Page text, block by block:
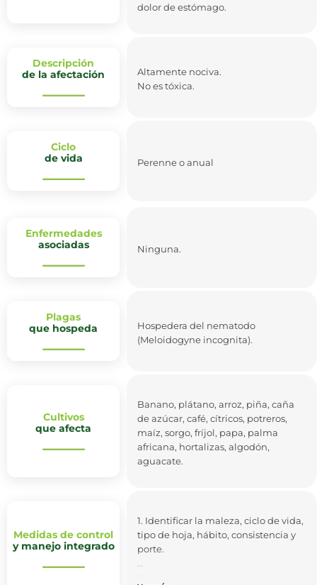
dolor de estómago.
Descripción
de la afectación
Altamente nociva.
No es tóxica.
Ciclo
de vida
Perenne o anual
Enfermedades
asociadas
Ninguna.
Plagas
que hospeda
Hospedera del nematodo
(Meloidogyne incognita).
Cultivos
que afecta
Banano, plátano, arroz, piña, caña
de azúcar, café, cítricos, potreros,
maíz, sorgo, fríjol, papa, palma
africana, hortalizas, algodón,
aguacate.
Medidas de control
y manejo integrado
1. Identificar la maleza, ciclo de vida,
tipo de hoja, hábito, consistencia y
porte.